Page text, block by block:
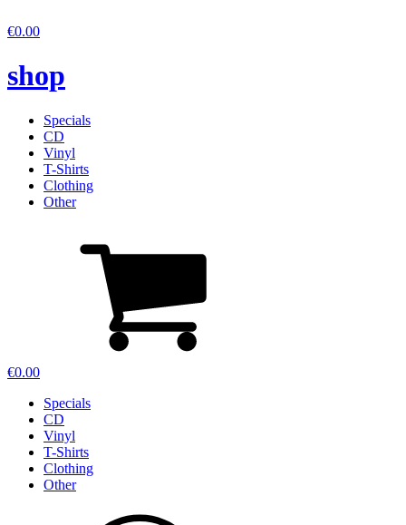
€0.00
shop
Specials
CD
Vinyl
T-Shirts
Clothing
Other
€0.00
Specials
CD
Vinyl
T-Shirts
Clothing
Other